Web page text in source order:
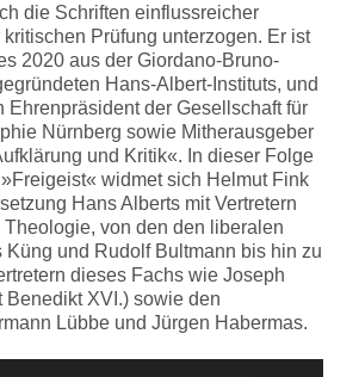
die Schriften einflussreicher
Prüfung unterzogen. Er ist
2020 aus der Giordano-Bruno-
Hans-Albert-Instituts, und
Ehrenpräsident der Gesellschaft für
Nürnberg sowie Mitherausgeber
und Kritik«. In dieser Folge
widmet sich Helmut Fink
Hans Alberts mit Vertretern
von den den liberalen
und Rudolf Bultmann bis hin zu
dieses Fachs wie Joseph
Benedikt XVI.) sowie den
Lübbe und Jürgen Habermas.